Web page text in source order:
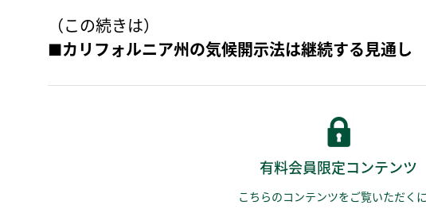
（この続きは）
■カリフォルニア州の気候開示法は継続する見通し
有料会員限定コンテンツ
こちらのコンテンツをご覧いただく